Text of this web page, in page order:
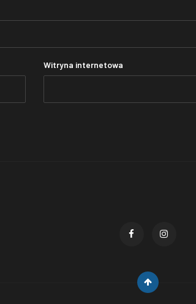
Witryna internetowa